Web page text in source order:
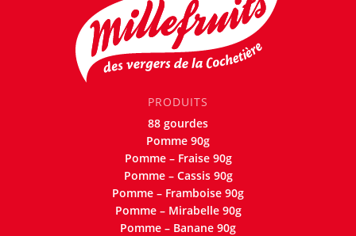
PRODUITS
88 gourdes
Pomme 90g
Pomme – Fraise 90g
Pomme – Cassis 90g
Pomme – Framboise 90g
Pomme – Mirabelle 90g
Pomme – Banane 90g